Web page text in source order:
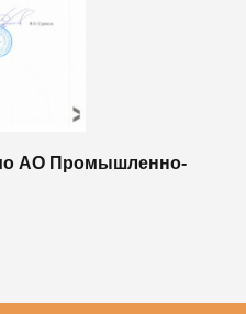
АО Промышленно-